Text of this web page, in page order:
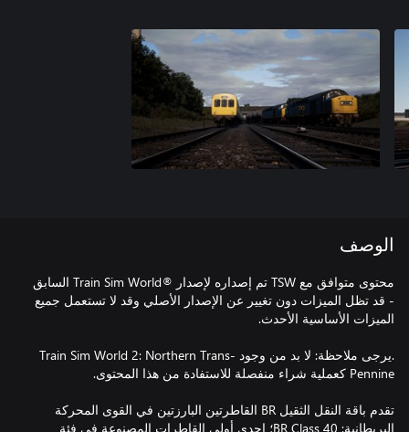
الوصف
محتوى متوافق مع TSW تم إصداره لإصدار ®Train Sim World السابق
- قد تظل الميزات دون تغيير عن الإصدار الأصلي وقد لا تستعمل جميع
.يرجى ملاحظة: لا بد من وجود Train Sim World 2: Northern Trans-
تقدم باقة النقل الثقيل BR القاطرتين البارزتين في القوى المحركة
البريطانية: BR Class 40؛ إحدى أولى القاطرات المصنوعة في فئة